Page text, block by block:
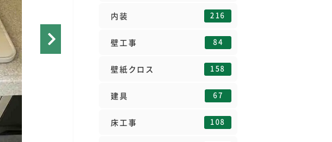
内装 216
壁工事 84
壁紙クロス 158
建具 67
床工事 108